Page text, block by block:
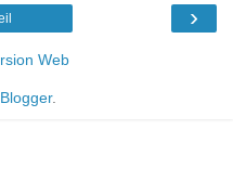
›
Web
Blogger.